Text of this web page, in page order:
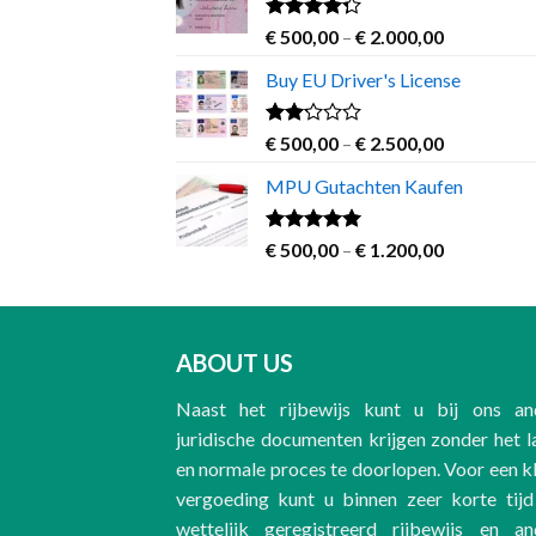
product
page
Rated
out
of 5
€ 500,00 – € 2.000,00Price
€ 500,00
€ 2.000,00
Buy EU Driver's License
Rated
out
of 5
€ 500,00 – € 2.500,00Price
€ 500,00
€ 2.500,00
MPU Gutachten Kaufen
Rated5.00
out of 5
€ 500,00 – € 1.200,00Price
ABOUT US
Naast het rijbewijs kunt u bij ons
juridische documenten krijgen zonder het
en normale proces te doorlopen. Voor een
vergoeding kunt u binnen zeer korte tijd
wettelijk geregistreerd rijbewijs en